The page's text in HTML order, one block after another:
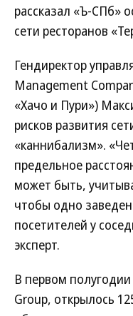
рассказал «Ъ-СПб»
сети ресторанов
Гендиректор
Management
«Хачо и Пури»)
рисков развития
«каннибализм».
предельное
может быть,
чтобы одно
посетителей у
эксперт.
В первом
Group, открылось